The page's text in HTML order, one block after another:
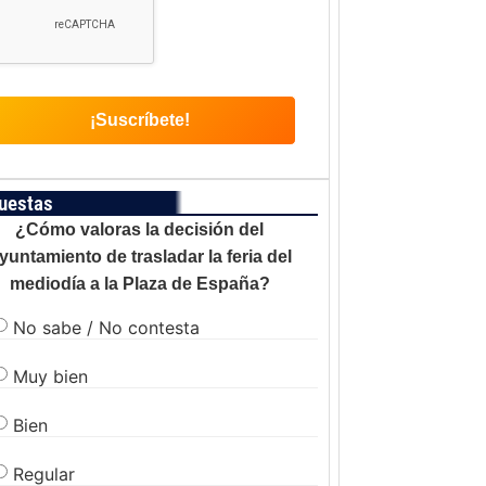
¿Cómo valoras la decisión del
de trasladar la feria del
mediodía a la Plaza de España?
No sabe / No contesta
Muy bien
Bien
Regular